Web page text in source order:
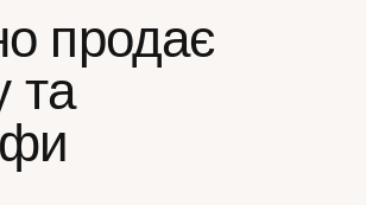
продає
та